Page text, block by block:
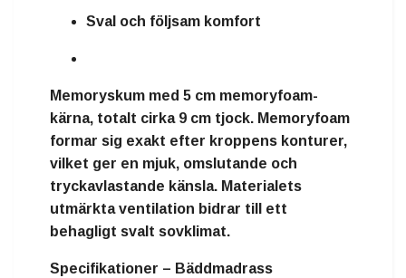
Sval och följsam komfort
Memoryskum med 5 cm memoryfoam-
kärna, totalt cirka 9 cm tjock. Memoryfoam
formar sig exakt efter kroppens konturer,
vilket ger en mjuk, omslutande och
tryckavlastande känsla. Materialets
utmärkta ventilation bidrar till ett
behagligt svalt sovklimat.
Specifikationer – Bäddmadrass